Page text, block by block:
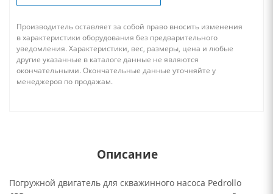
Производитель оставляет за собой право вносить изменения
в характеристики оборудования без предварительного
уведомления. Характеристики, вес, размеры, цена и любые
другие указанные в каталоге данные не являются
окончательными. Окончательные данные уточняйте у
менеджеров по продажам.
Описание
Погружной двигатель для скважинного насоса Pedrollo